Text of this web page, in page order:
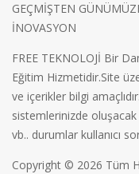
GEÇMİŞTEN
İNOVASYON
FREE TEKNOLOJİ Bir
Eğitim Hizmetidir.Site
ve içerikler bilgi
sistemlerinizde
vb.. durumlar kullanıcı
Copyright © 2026 Tüm